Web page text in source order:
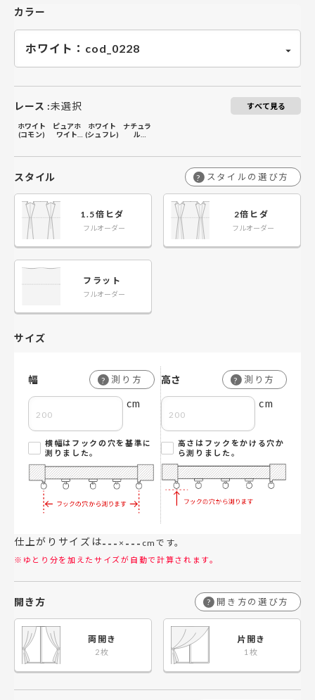
カラー
レース :未選択 すべて見る
ホワイト
(コモン)
ピュアホ
ワイト
ホワイト
(シュフレ)
ナチュラ
ル
スタイル ? スタイルの選び方
1.5倍ヒダ
フルオーダー
2倍ヒダ
フルオーダー
フラット
フルオーダー
サイズ
幅 ? 測り方
cm
横幅はフックの穴を基準に
測りました。
高さ ? 測り方
cm
高さはフックをかける穴か
ら測りました。
仕上がりサイズは--- × --- cmです。
※ゆとり分を加えたサイズが自動で計算されます。
開き方 ? 開き方の選び方
両開き 片開き